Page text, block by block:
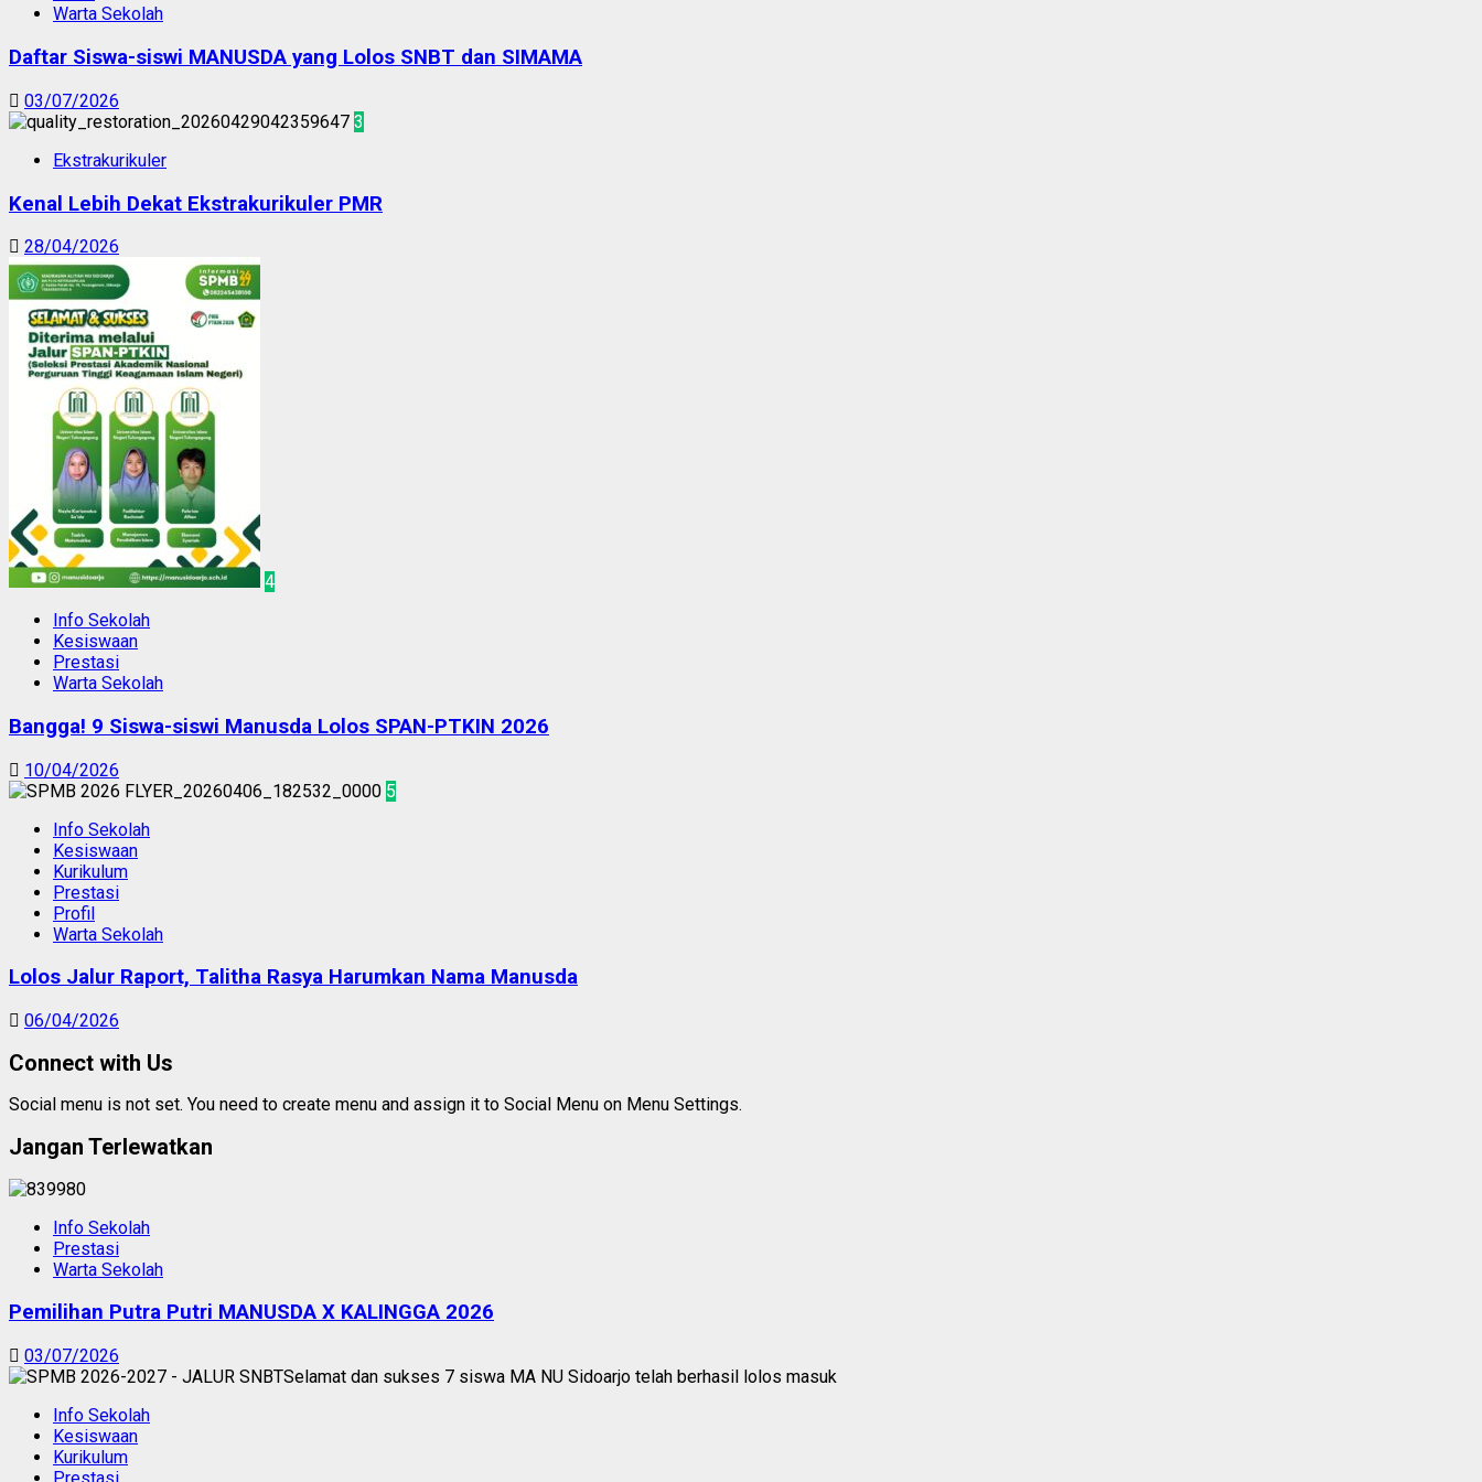
Warta Sekolah
Daftar Siswa-siswi MANUSDA yang Lolos SNBT dan SIMAMA
03/07/2026
3
Ekstrakurikuler
Kenal Lebih Dekat Ekstrakurikuler PMR
28/04/2026
4
Info Sekolah
Kesiswaan
Prestasi
Warta Sekolah
Bangga! 9 Siswa-siswi Manusda Lolos SPAN-PTKIN 2026
10/04/2026
5
Info Sekolah
Kesiswaan
Kurikulum
Prestasi
Profil
Warta Sekolah
Lolos Jalur Raport, Talitha Rasya Harumkan Nama Manusda
06/04/2026
Connect with Us
Social menu is not set. You need to create menu and assign it to Social Menu on Menu Settings.
Jangan Terlewatkan
Info Sekolah
Prestasi
Warta Sekolah
Pemilihan Putra Putri MANUSDA X KALINGGA 2026
03/07/2026
Info Sekolah
Kesiswaan
Kurikulum